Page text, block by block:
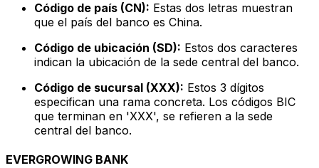
Código de país (CN): Estas dos letras muestran
que el país del banco es China.
Código de ubicación (SD): Estos dos caracteres
indican la ubicación de la sede central del banco.
Código de sucursal (XXX): Estos 3 dígitos
especifican una rama concreta. Los códigos BIC
que terminan en 'XXX', se refieren a la sede
central del banco.
EVERGROWING BANK